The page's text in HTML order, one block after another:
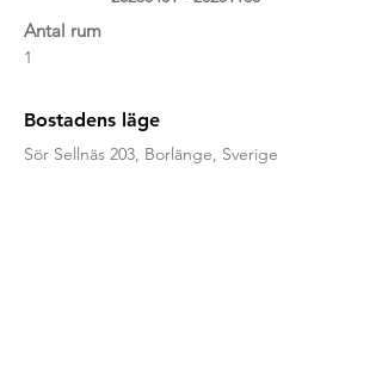
Antal rum
1
Bostadens läge
Sör Sellnäs 203, Borlänge, Sverige